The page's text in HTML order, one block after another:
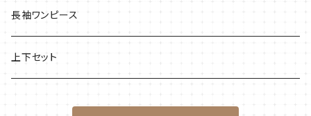
長袖ワンピース
上下セット